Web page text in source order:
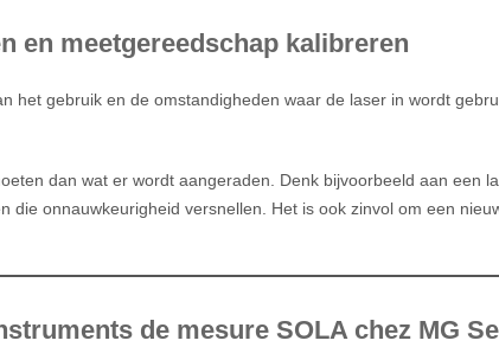
en meetgereedschap kalibreren
het gebruik en de omstandigheden waar de laser in wordt
dan wat er wordt aangeraden. Denk bijvoorbeeld aan een
die onnauwkeurigheid versnellen. Het is ook zinvol om een
de mesure SOLA chez MG